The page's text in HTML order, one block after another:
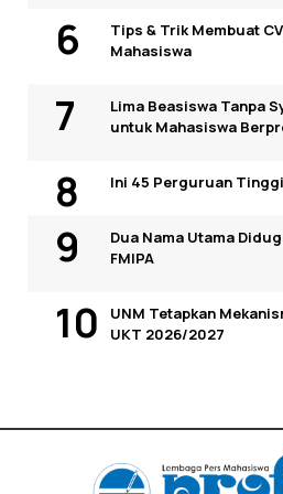
Tips & Trik Membuat
Mahasiswa
Lima Beasiswa Tanpa
untuk Mahasiswa
Ini 45 Perguruan
Dua Nama Utama
FMIPA
UNM Tetapkan
UKT 2026/2027